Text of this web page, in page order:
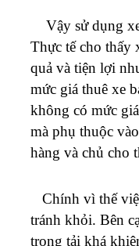
Vậy sử dụng xe
Thực tế cho thấy
quả và tiện lợi
mức giá thuê xe
không có mức
mà phụ thuộc
hàng và chủ cho
Chính vì thế
tránh khỏi. Bên
trọng tải khá